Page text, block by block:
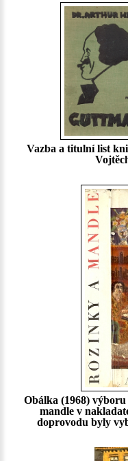
Vazba a titulní list
Obálka (1968)
mandle v
doprovodu byly